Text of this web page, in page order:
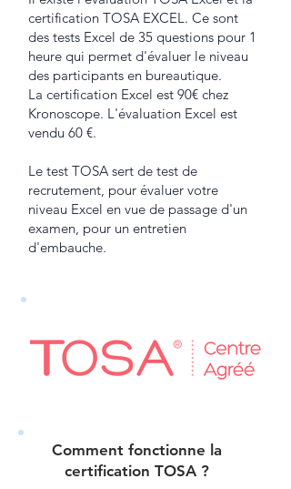
certification TOSA EXCEL. Ce sont
des tests Excel de 35 questions pour 1
heure qui permet d'évaluer le niveau
des participants en bureautique.
La certification Excel est 90€ chez
Kronoscope. L'évaluation Excel est
vendu 60 €.
Le test TOSA sert de test de
recrutement, pour évaluer votre
niveau Excel en vue de passage d'un
examen, pour un entretien
d'embauche.
Comment fonctionne la
certification TOSA ?​